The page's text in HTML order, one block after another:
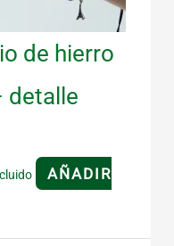
de hierro
detalle
AÑADIR